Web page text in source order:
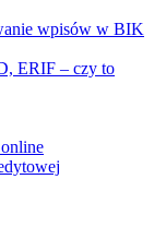
wpisów w BIK
ERIF – czy to